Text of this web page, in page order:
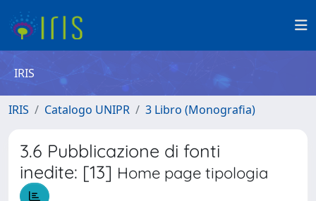
IRIS
IRIS Catalogo UNIPR 3 Libro (Monografia)
3.6 Pubblicazione di fonti
inedite: [13] Home page tipologia